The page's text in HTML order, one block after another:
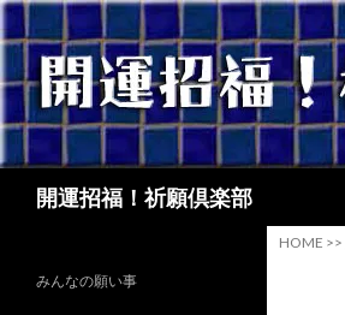
開運招福！祈願倶楽部
HOME >>
みんなの願い事